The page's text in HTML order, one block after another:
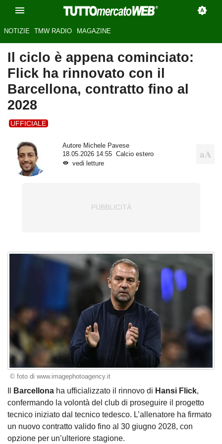
NOTIZIE TMW RADIO MAGAZINE
Il ciclo è appena cominciato:
Flick ha rinnovato con il
Barcellona, contratto fino al
2028
UFFICIALE
Autore Michele Pavese
18.05.2026 14:55
Calcio estero
vedi letture
© foto di www.imagephotoagency.it
Barcellona ha ufficializzato il rinnovo di Hansi Flick,
confermando la volontà del club di proseguire il progetto
tecnico iniziato dal tecnico tedesco. L’allenatore ha firmato
un nuovo contratto valido fino al 30 giugno 2028, con
opzione per un’ulteriore stagione.